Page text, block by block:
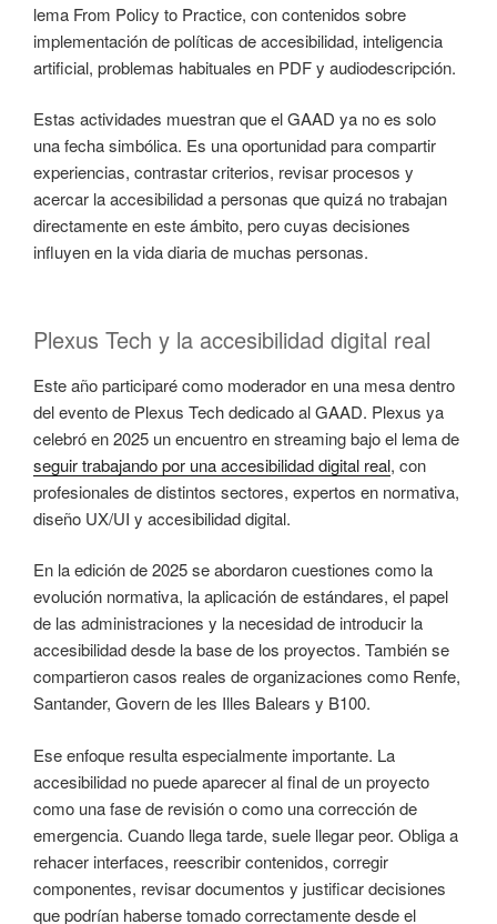
lema From Policy to Practice, con contenidos sobre
implementación de políticas de accesibilidad, inteligencia
artificial, problemas habituales en PDF y audiodescripción.
Estas actividades muestran que el GAAD ya no es solo
una fecha simbólica. Es una oportunidad para compartir
experiencias, contrastar criterios, revisar procesos y
acercar la accesibilidad a personas que quizá no trabajan
directamente en este ámbito, pero cuyas decisiones
influyen en la vida diaria de muchas personas.
Plexus Tech y la accesibilidad digital real
Este año participaré como moderador en una mesa dentro
del evento de Plexus Tech dedicado al GAAD. Plexus ya
celebró en 2025 un encuentro en streaming bajo el lema de
seguir trabajando por una accesibilidad digital real, con
profesionales de distintos sectores, expertos en normativa,
diseño UX/UI y accesibilidad digital.
En la edición de 2025 se abordaron cuestiones como la
evolución normativa, la aplicación de estándares, el papel
de las administraciones y la necesidad de introducir la
accesibilidad desde la base de los proyectos. También se
compartieron casos reales de organizaciones como Renfe,
Santander, Govern de les Illes Balears y B100.
Ese enfoque resulta especialmente importante. La
accesibilidad no puede aparecer al final de un proyecto
como una fase de revisión o como una corrección de
emergencia. Cuando llega tarde, suele llegar peor. Obliga a
rehacer interfaces, reescribir contenidos, corregir
componentes, revisar documentos y justificar decisiones
que podrían haberse tomado correctamente desde el